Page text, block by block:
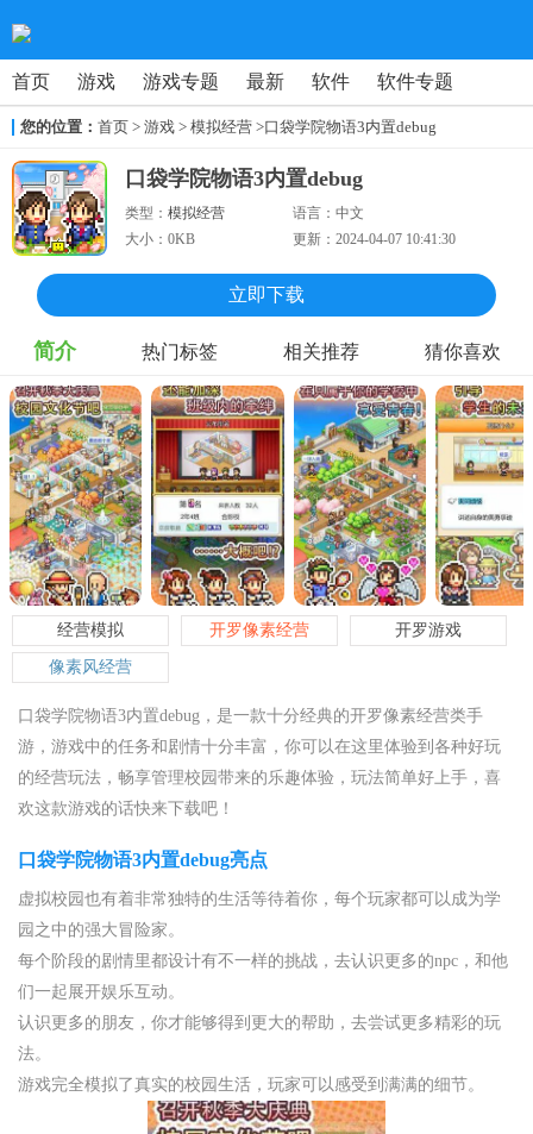
首页 游戏 游戏专题 最新 软件 软件专题
您的位置： 首页 > 游戏 > 模拟经营 >口袋学院物语3内置debug
口袋学院物语3内置debug
类型： 模拟经营 语言：中文
大小： 0KB 更新：2024-04-07 10:41:30
立即下载
简介 热门标签 相关推荐 猜你喜欢
经营模拟 开罗像素经营 开罗游戏
像素风经营
口袋学院物语3内置debug，是一款十分经典的开罗像素经营类手
游，游戏中的任务和剧情十分丰富，你可以在这里体验到各种好玩
的经营玩法，畅享管理校园带来的乐趣体验，玩法简单好上手，喜
欢这款游戏的话快来下载吧！
口袋学院物语3内置debug亮点
虚拟校园也有着非常独特的生活等待着你，每个玩家都可以成为学
园之中的强大冒险家。
每个阶段的剧情里都设计有不一样的挑战，去认识更多的npc，和他
们一起展开娱乐互动。
认识更多的朋友，你才能够得到更大的帮助，去尝试更多精彩的玩
法。
游戏完全模拟了真实的校园生活，玩家可以感受到满满的细节。